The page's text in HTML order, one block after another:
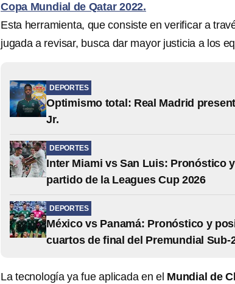
Copa Mundial de Qatar 2022.
Esta herramienta, que consiste en verificar a
jugada a revisar, busca dar mayor justicia a los
DEPORTES
Optimismo total: Real Madrid
Jr.
DEPORTES
Inter Miami vs San Luis: Pronóstico
partido de la Leagues Cup 2026
DEPORTES
México vs Panamá: Pronóstico y
cuartos de final del Premundial Sub-
La tecnología ya fue aplicada en el Mundial de